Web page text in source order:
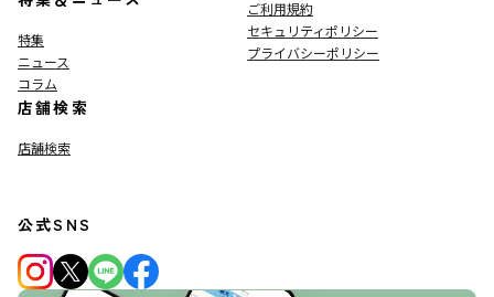
特集
ニュース
コラム
店舗検索
店舗検索
ご利用規約
セキュリティポリシー
プライバシーポリシー
公式SNS